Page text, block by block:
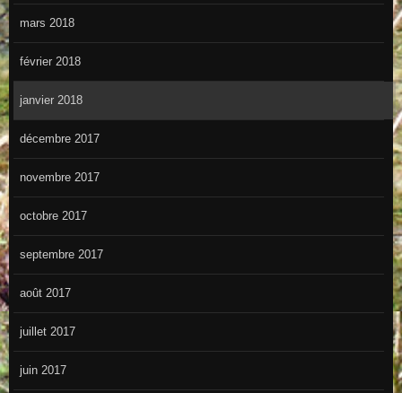
mars 2018
février 2018
janvier 2018
décembre 2017
novembre 2017
octobre 2017
septembre 2017
août 2017
juillet 2017
juin 2017